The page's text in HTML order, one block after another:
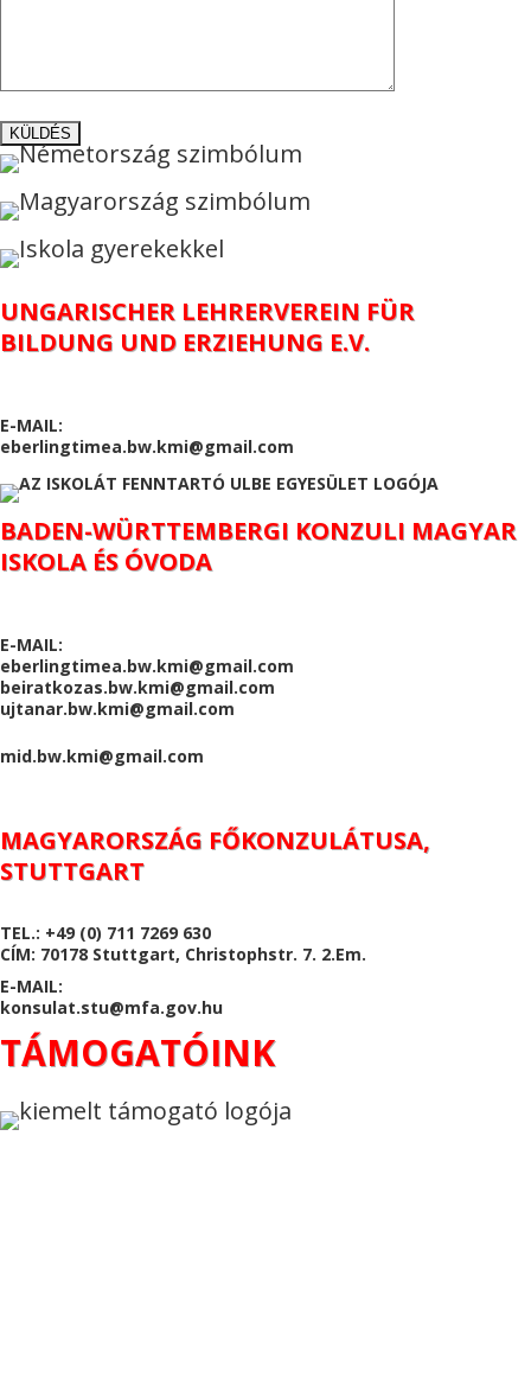
UNGARISCHER LEHRERVEREIN FÜR
BILDUNG UND ERZIEHUNG E.V.
E-MAIL:
eberlingtimea.bw.kmi@gmail.com
BADEN-WÜRTTEMBERGI KONZULI MAGYAR
ISKOLA ÉS ÓVODA
E-MAIL:
eberlingtimea.bw.kmi@gmail.com
beiratkozas.bw.kmi@gmail.com
ujtanar.bw.kmi@gmail.com
mid.bw.kmi@gmail.com
MAGYARORSZÁG FŐKONZULÁTUSA,
STUTTGART
TEL.: +49 (0) 711 7269 630
CÍM: 70178 Stuttgart, Christophstr. 7. 2.Em.
E-MAIL:
konsulat.stu@mfa.gov.hu
TÁMOGATÓINK